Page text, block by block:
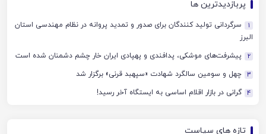
پربازدیدترین ها
1
سرگردانی تولید کنندگان برای صدور و تمدید پروانه در نظام مهندسی استان
البرز
2 پیشرفت‌های موشکی، پدافندی و پهپادی ایران خار چشم دشمنان شده است
3 چهل‌ و سومین سالگرد شهادت «سپهبد قرنی» برگزار شد
4 گرانی در بازار اقلام اساسی به ایستگاه آخر رسید!
تازه های سیاست